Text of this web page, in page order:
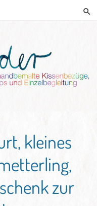
HANDGEMALTE KISSEN UND
KREATIVE BEGLEITUNG
kleines
zur